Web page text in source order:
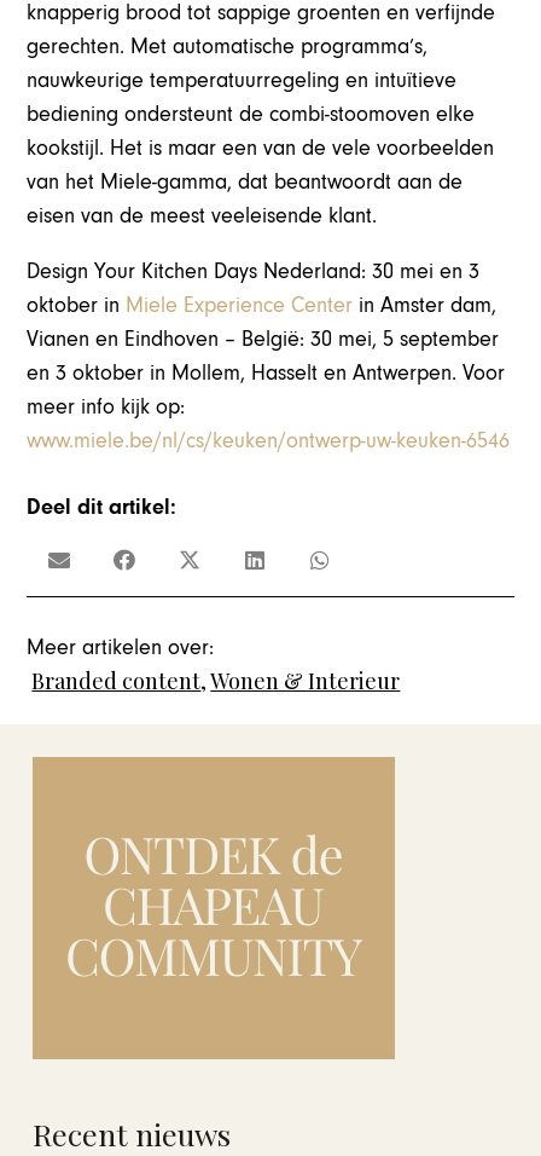
knapperig brood tot sappige groenten en verfijnde
gerechten. Met automatische programma’s,
nauwkeurige temperatuurregeling en intuïtieve
bediening ondersteunt de combi-stoomoven elke
kookstijl. Het is maar een van de vele voorbeelden
van het Miele-gamma, dat beantwoordt aan de
eisen van de meest veeleisende klant.
Design Your Kitchen Days Nederland: 30 mei en 3
oktober in Miele Experience Center in Amster dam,
Vianen en Eindhoven – België: 30 mei, 5 september
en 3 oktober in Mollem, Hasselt en Antwerpen. Voor
meer info kijk op:
www.miele.be/nl/cs/keuken/ontwerp-uw-keuken-6546
Deel dit artikel:
Meer artikelen over:
Branded content,Wonen & Interieur
Recent nieuws